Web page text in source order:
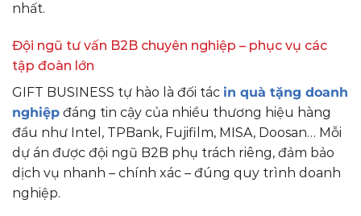
nhất.
Đội ngũ tư vấn B2B chuyên nghiệp – phục vụ các
tập đoàn lớn
GIFT BUSINESS tự hào là đối tác in quà tặng doanh
nghiệp đáng tin cậy của nhiều thương hiệu hàng
đầu như Intel, TPBank, Fujifilm, MISA, Doosan… Mỗi
dự án được đội ngũ B2B phụ trách riêng, đảm bảo
dịch vụ nhanh – chính xác – đúng quy trình doanh
nghiệp.